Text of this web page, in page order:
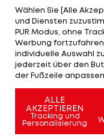
im Finale keine
Minuten mit 6:0
sich damit den
Siegen 2009 und
aufgrund einer
verteidigen
Mehr zum
Wählen Sie [Alle
und Diensten
PUR Modus, ohne
Werbung
individuelle Auswahl
jederzeit über den
der Fußzeile anpassen.
ALLE
AKZEPTIEREN
Tracking und
Personalisierung